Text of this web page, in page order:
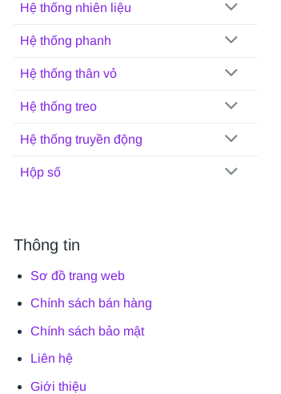
Hệ thống nhiên liệu
Hệ thống phanh
Hệ thống thân vỏ
Hệ thống treo
Hệ thống truyền động
Hộp số
Thông tin
Sơ đồ trang web
Chính sách bán hàng
Chính sách bảo mật
Liên hệ
Giới thiệu